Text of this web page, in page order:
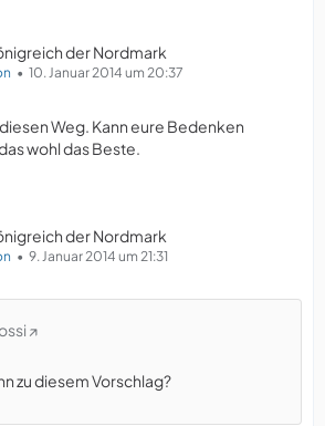
der Nordmark
10. Januar 2014 um 20:37
Weg. Kann eure Bedenken
wohl das Beste.
der Nordmark
9. Januar 2014 um 21:31
zu diesem Vorschlag?